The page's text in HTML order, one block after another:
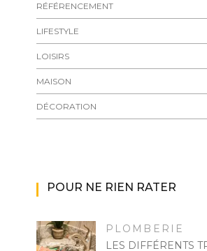
RÉFÉRENCEMENT
LIFESTYLE
LOISIRS
MAISON
DÉCORATION
POUR NE RIEN RATER
PLOMBERIE
LES DIFFÉRENTS